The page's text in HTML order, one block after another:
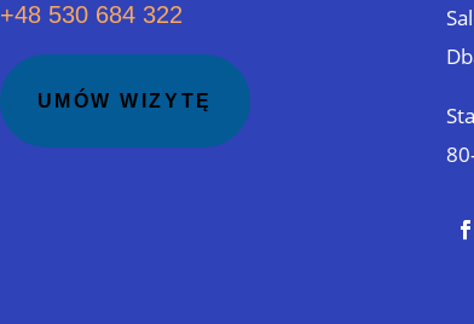
+48 530 684 322
UMÓW WIZYTĘ